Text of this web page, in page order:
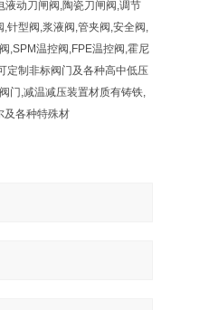
液动刀闸阀,陶瓷刀闸阀,调节
针型阀,浆液阀,管夹阀,安全阀,
,SPM温控阀,FPE温控阀,霍尼
定制非标阀门及各种高中低压
门,减温减压装置材质有铸铁,
及各种特殊材